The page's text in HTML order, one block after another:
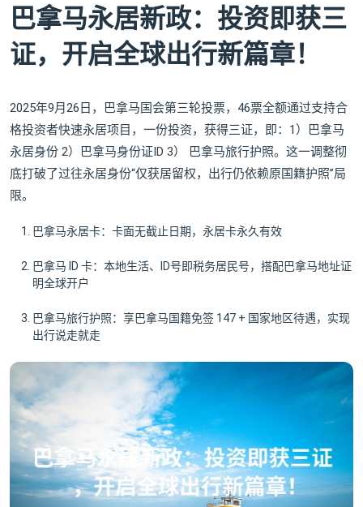
巴拿马永居新政：投资即获三
证，开启全球出行新篇章！
2025年9月26日，巴拿马国会第三轮投票，46票全额通过支持合
格投资者快速永居项目，一份投资，获得三证，即：1）巴拿马
永居身份 2）巴拿马身份证ID 3） 巴拿马旅行护照。这一调整彻
底打破了过往永居身份“仅获居留权，出行仍依赖原国籍护照”局
限。
巴拿马永居卡：卡面无截止日期，永居卡永久有效
巴拿马 ID 卡：本地生活、ID号即税务居民号，搭配巴拿马地址证
明全球开户
巴拿马旅行护照：享巴拿马国籍免签 147 + 国家地区待遇，实现
出行说走就走